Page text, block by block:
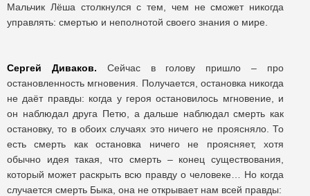
Мальчик Лёша столкнулся с тем, чем не сможет никогда
управлять: смертью и неполнотой своего знания о мире.
Сергей Диваков. Сейчас в голову пришло – про
остановленность мгновения. Получается, остановка никогда
не даёт правды: когда у героя остановилось мгновение, и
он наблюдал друга Петю, а дальше наблюдал смерть как
остановку, то в обоих случаях это ничего не проясняло. То
есть смерть как остановка ничего не проясняет, хотя
обычно идея такая, что смерть – конец существования,
который может раскрыть всю правду о человеке… Но когда
случается смерть Быка, она не открывает нам всей правды: